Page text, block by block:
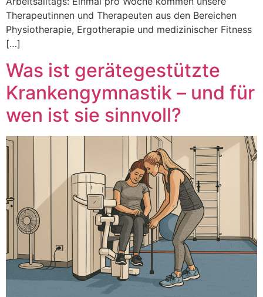
Therapeutinnen und Therapeuten aus den Bereichen
Physiotherapie, Ergotherapie und medizinischer Fitness
[…]
Was ist gerätegestützte
Krankengymnastik – und für
wen ist sie sinnvoll?